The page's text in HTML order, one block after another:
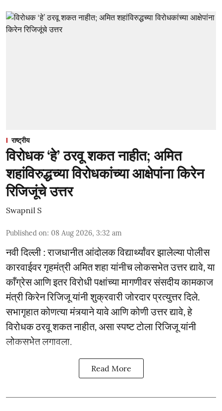
राष्ट्रीय
विरोधक ‘हे’ ठरवू शकत नाहीत; अमित
शहांविरुद्धच्या विरोधकांच्या आक्षेपांना किरेन
रिजिजूंचे उत्तर
Swapnil S
Published on: 08 Aug 2026, 3:32 am
नवी दिल्ली : राजधानीत आंदोलक विद्यार्थ्यांवर झालेल्या पोलीस
कारवाईवर गृहमंत्री अमित शहा यांनीच लोकसभेत उत्तर द्यावे, या
काँग्रेस आणि इतर विरोधी पक्षांच्या मागणीवर संसदीय कामकाज
मंत्री किरेन रिजिजू यांनी शुक्रवारी जोरदार प्रत्युत्तर दिले.
सभागृहात कोणत्या मंत्र्याने यावे आणि कोणी उत्तर द्यावे, हे
विरोधक ठरवू शकत नाहीत, असा स्पष्ट टोला रिजिजू यांनी
लोकसभेत लगावला.
Read More